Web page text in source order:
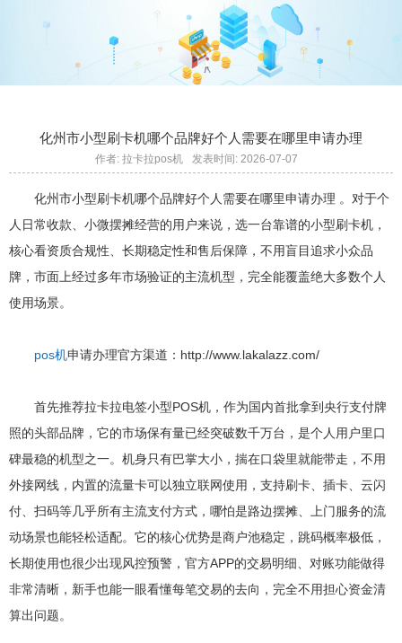
化州市小型刷卡机哪个品牌好个人需要在哪里申请办理
作者: 拉卡拉pos机 发表时间: 2026-07-07
化州市小型刷卡机哪个品牌好个人需要在哪里申请办理 。对于个
人日常收款、小微摆摊经营的用户来说，选一台靠谱的小型刷卡机，
核心看资质合规性、长期稳定性和售后保障，不用盲目追求小众品
牌，市面上经过多年市场验证的主流机型，完全能覆盖绝大多数个人
使用场景。
pos机申请办理官方渠道：http://www.lakalazz.com/
首先推荐拉卡拉电签小型POS机，作为国内首批拿到央行支付牌
照的头部品牌，它的市场保有量已经突破数千万台，是个人用户里口
碑最稳的机型之一。机身只有巴掌大小，揣在口袋里就能带走，不用
外接网线，内置的流量卡可以独立联网使用，支持刷卡、插卡、云闪
付、扫码等几乎所有主流支付方式，哪怕是路边摆摊、上门服务的流
动场景也能轻松适配。它的核心优势是商户池稳定，跳码概率极低，
长期使用也很少出现风控预警，官方APP的交易明细、对账功能做得
非常清晰，新手也能一眼看懂每笔交易的去向，完全不用担心资金清
算出问题。